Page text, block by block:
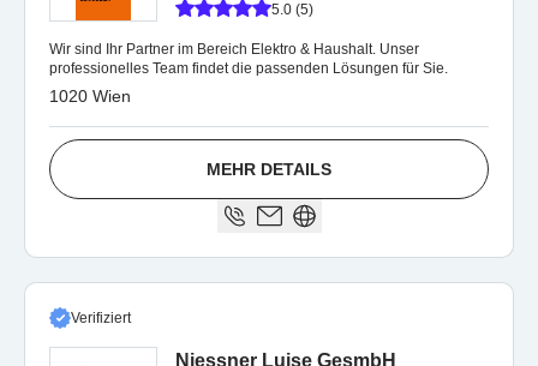
5.0 (5)
Wir sind Ihr Partner im Bereich Elektro & Haushalt. Unser
professionelles Team findet die passenden Lösungen für Sie.
1020 Wien
MEHR DETAILS
Verifiziert
Niessner Luise GesmbH